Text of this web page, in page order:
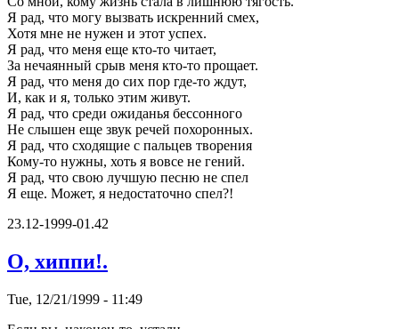
Я рад, что могу вызвать искренний смех,
Хотя мне не нужен и этот успех.
Я рад, что меня еще кто-то читает,
За нечаянный срыв меня кто-то прощает.
Я рад, что меня до сих пор где-то ждут,
И, как и я, только этим живут.
Я рад, что среди ожиданья бессонного
Hе слышен еще звук речей похоронных.
Я рад, что сходящие с пальцев творения
Кому-то нужны, хоть я вовсе не гений.
Я рад, что свою лучшую песню не спел
Я еще. Может, я недостаточно спел?!
23.12-1999-01.42
О, хиппи!.
Tue, 12/21/1999 - 11:49